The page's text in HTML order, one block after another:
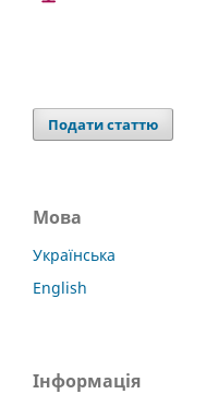
Подати статтю
Мова
Українська
English
Інформація